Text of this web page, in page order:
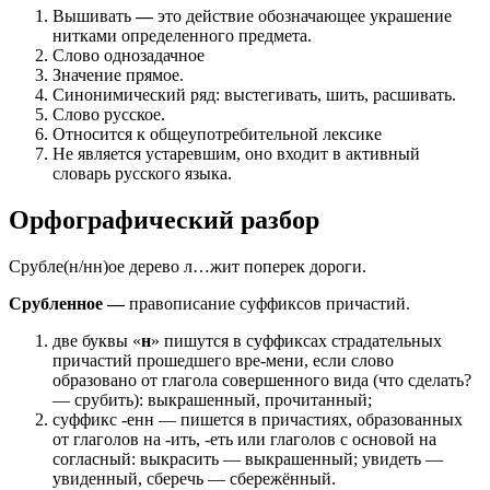
Вышивать—это действие обозначающее украшение
нитками определенного предмета.
Слово однозадачное
Значение прямое.
Синонимический ряд: выстегивать, шить, расшивать.
Слово русское.
Относится к общеупотребительной лексике
Не является устаревшим, оно входит в активный
словарь русского языка.
Орфографический разбор
Срубле(н/нн)ое дерево л…жит поперек дороги.
Срубленное —правописание суффиксов причастий.
две буквы «н» пишутся в суффиксах страдательных
причастий прошедшего вре-мени, если слово
образовано от глагола совершенного вида (что сделать?
— срубить): выкрашенный, прочитанный;
суффикс -енн — пишется в причастиях, образованных
от глаголов на -ить, -еть или глаголов с основой на
согласный: выкрасить — выкрашенный; увидеть —
увиденный, сберечь — сбережённый.